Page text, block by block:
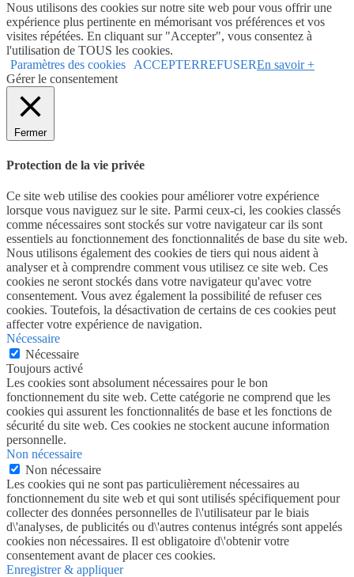
Nous utilisons des cookies sur notre site web pour vous offrir une
expérience plus pertinente en mémorisant vos préférences et vos
visites répétées. En cliquant sur "Accepter", vous consentez à
l'utilisation de TOUS les cookies.
Paramètres des cookies ACCEPTERREFUSEREn savoir +
Gérer le consentement
Fermer
Protection de la vie privée
Ce site web utilise des cookies pour améliorer votre expérience
lorsque vous naviguez sur le site. Parmi ceux-ci, les cookies classés
comme nécessaires sont stockés sur votre navigateur car ils sont
essentiels au fonctionnement des fonctionnalités de base du site web.
Nous utilisons également des cookies de tiers qui nous aident à
analyser et à comprendre comment vous utilisez ce site web. Ces
cookies ne seront stockés dans votre navigateur qu'avec votre
consentement. Vous avez également la possibilité de refuser ces
cookies. Toutefois, la désactivation de certains de ces cookies peut
affecter votre expérience de navigation.
Nécessaire
Nécessaire
Toujours activé
Les cookies sont absolument nécessaires pour le bon
fonctionnement du site web. Cette catégorie ne comprend que les
cookies qui assurent les fonctionnalités de base et les fonctions de
sécurité du site web. Ces cookies ne stockent aucune information
personnelle.
Non nécessaire
Non nécessaire
Les cookies qui ne sont pas particulièrement nécessaires au
fonctionnement du site web et qui sont utilisés spécifiquement pour
collecter des données personnelles de l\'utilisateur par le biais
d\'analyses, de publicités ou d\'autres contenus intégrés sont appelés
cookies non nécessaires. Il est obligatoire d\'obtenir votre
consentement avant de placer ces cookies.
Enregistrer & appliquer